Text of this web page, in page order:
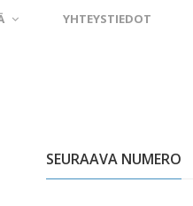
YHTEYSTIEDOT
SEURAAVA NUMERO